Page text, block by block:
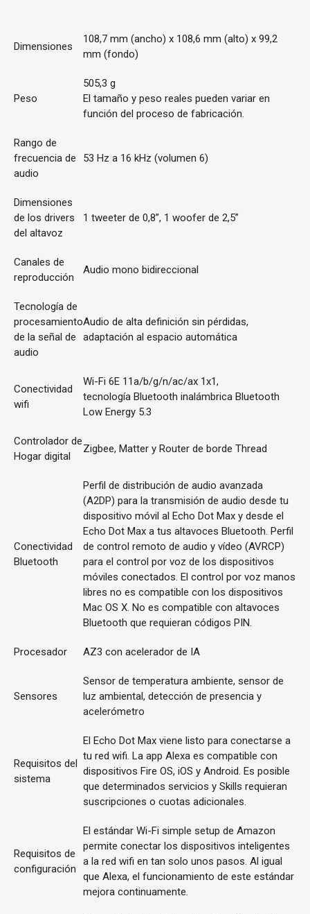
Dimensiones
108,7 mm (ancho) x 108,6 mm (alto) x 99,2
mm (fondo)
Peso
505,3 g
El tamaño y peso reales pueden variar en
función del proceso de fabricación.
Rango de
frecuencia de
audio
53 Hz a 16 kHz (volumen 6)
Dimensiones
de los drivers
del altavoz
1 tweeter de 0,8”, 1 woofer de 2,5”
Canales de
reproducción
Audio mono bidireccional
Tecnología de
procesamiento
de la señal de
audio
Audio de alta definición sin pérdidas,
adaptación al espacio automática
Conectividad
wifi
Wi-Fi 6E 11a/b/g/n/ac/ax 1x1,
tecnología Bluetooth inalámbrica Bluetooth
Low Energy 5.3
Controlador de
Hogar digital
Zigbee, Matter y Router de borde Thread
Conectividad
Bluetooth
Perfil de distribución de audio avanzada
(A2DP) para la transmisión de audio desde tu
dispositivo móvil al Echo Dot Max y desde el
Echo Dot Max a tus altavoces Bluetooth. Perfil
de control remoto de audio y vídeo (AVRCP)
para el control por voz de los dispositivos
móviles conectados. El control por voz manos
libres no es compatible con los dispositivos
Mac OS X. No es compatible con altavoces
Bluetooth que requieran códigos PIN.
Procesador AZ3 con acelerador de IA
Sensores
Sensor de temperatura ambiente, sensor de
luz ambiental, detección de presencia y
acelerómetro
Requisitos del
sistema
El Echo Dot Max viene listo para conectarse a
tu red wifi. La app Alexa es compatible con
dispositivos Fire OS, iOS y Android. Es posible
que determinados servicios y Skills requieran
suscripciones o cuotas adicionales.
Requisitos de
configuración
El estándar Wi-Fi simple setup de Amazon
permite conectar los dispositivos inteligentes
a la red wifi en tan solo unos pasos. Al igual
que Alexa, el funcionamiento de este estándar
mejora continuamente.